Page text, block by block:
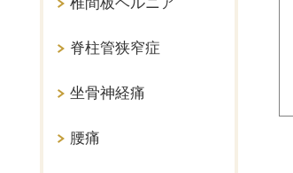
脊柱管狭窄症
坐骨神経痛
腰痛